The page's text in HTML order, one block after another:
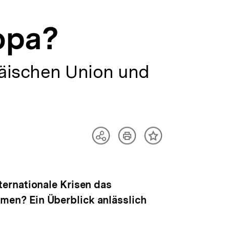
Union und
TeilenArtikelInhalt
Krisen das
Ein Überblick anlässlich